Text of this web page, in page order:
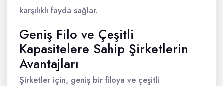
karşılıklı fayda sağlar.
Geniş Filo ve Çeşitli
Kapasitelere Sahip Şirketlerin
Avantajları
Şirketler için, geniş bir filoya ve çeşitli